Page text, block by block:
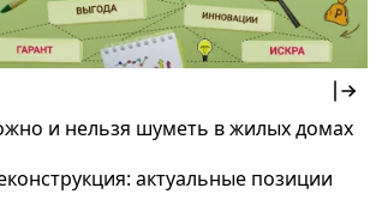
и нельзя шуметь в жилых домах
актуальные позиции